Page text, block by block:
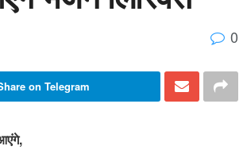
0
on Telegram